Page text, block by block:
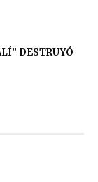
DESTRUYÓ